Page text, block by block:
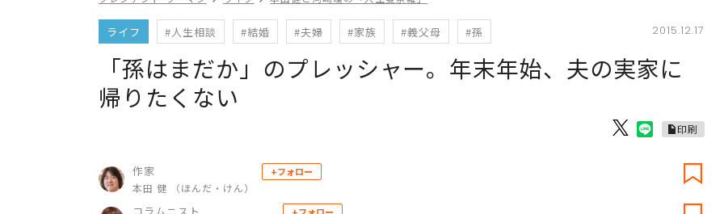
ライフ #人生相談 #結婚 #夫婦 #家族 #義父母 #孫 2015.12.17
「孫はまだか」のプレッシャー。年末年始、夫の実家に
帰りたくない
印刷
作家
本田 健 （ほんだ・けん）
+フォロー